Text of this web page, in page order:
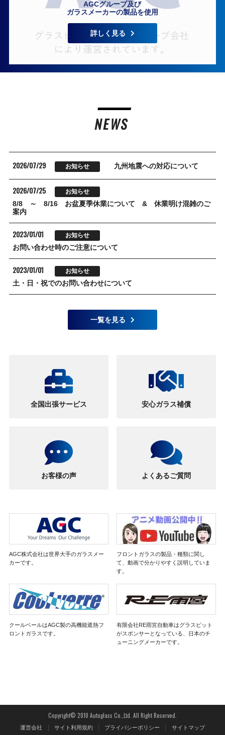
AGCグループ及び
ガラスメーカーの製品を使用
詳しく見る
NEWS
2026/07/29 お知らせ 九州地震への対応について
2026/07/25 お知らせ
8/8 ～ 8/16 お盆夏季休業について & 休業明け混雑のご
案内
2023/01/01 お知らせ
お問い合わせ時のご注意について
2023/01/01 お知らせ
土・日・祝でのお問い合わせについて
一覧を見る
全国出張サービス 安心ガラス補償
お客様の声 よくあるご質問
AGC株式会社は世界大手のガラスメー
カーです。
フロントガラスの製品・種類に関し
て、動画で分かりやすく説明していま
す。
クールベールはAGC製の高機能遮熱フ
ロントガラスです。
有限会社RE雨宮自動車はグラスピット
がスポンサーとなっている、日本のチ
ューニングメーカーです。
Copyright© 2010 Autoglass Co.,Ltd. All Right Reserved.
運営会社 サイト利用規約 プライバシーポリシー サイトマップ